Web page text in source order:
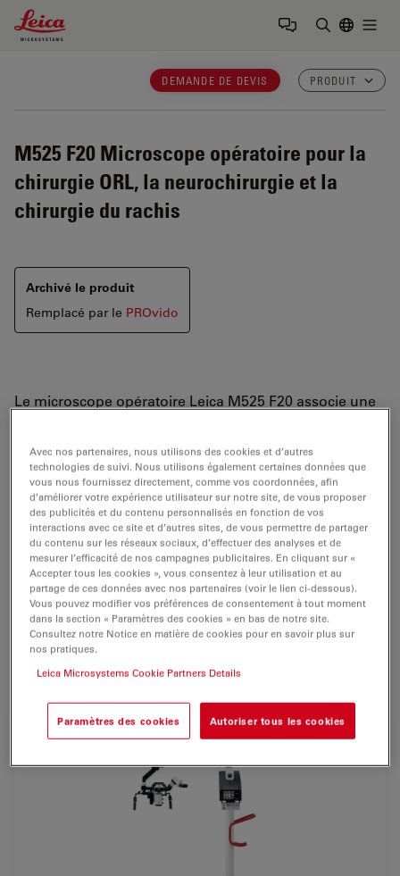
Leica Microsystems Logo
DEMANDE DE DEVIS PRODUIT
M525 F20 Microscope opératoire pour la
chirurgie ORL, la neurochirurgie et la
chirurgie du rachis
Archivé le produit
Remplacé par le PROvido
Le microscope opératoire Leica M525 F20 associe une
exceptionnelle. Les images nettes et claires ainsi que la
grande profondeur de champ permettent au chirurgien
de visualiser desdétails précis.
L'éclairage basé sur la distance de travail fournit un
éclairage suffisant pour les sites opératoires profonds
tout en assurant la sécurité du patient.
Conçu commemicroscope opératoire pour chirurgie
ORL, le Leica M525 F20 est également idéal pour la
chirurgie du rachis, de la main, et pour la chirurgie
plastique et reconstructice.
Avec nos partenaires, nous utilisons des cookies et d’autres
technologies de suivi. Nous utilisons également certaines données que
vous nous fournissez directement, comme vos coordonnées, afin
d’améliorer votre expérience utilisateur sur notre site, de vous proposer
des publicités et du contenu personnalisés en fonction de vos
interactions avec ce site et d’autres sites, de vous permettre de partager
du contenu sur les réseaux sociaux, d’effectuer des analyses et de
mesurer l’efficacité de nos campagnes publicitaires. En cliquant sur «
Accepter tous les cookies », vous consentez à leur utilisation et au
partage de ces données avec nos partenaires (voir le lien ci-dessous).
Vous pouvez modifier vos préférences de consentement à tout moment
dans la section « Paramètres des cookies » en bas de notre site.
Consultez notre Notice en matière de cookies pour en savoir plus sur
nos pratiques.
Leica Microsystems Cookie Partners Details
Paramètres des cookies Autoriser tous les cookies